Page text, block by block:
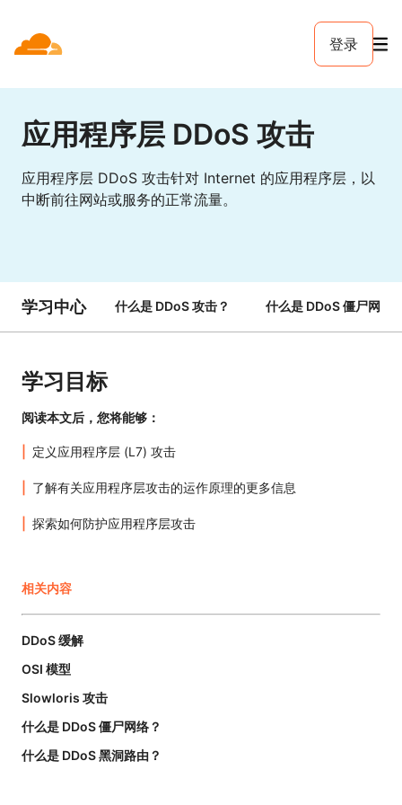
登录
应用程序层 DDoS 攻击
应用程序层 DDoS 攻击针对 Internet 的应用程序层，以
中断前往网站或服务的正常流量。
学习中心 什么是 DDoS 攻击？ 什么是 DDoS 僵尸网络
学习目标
阅读本文后，您将能够：
定义应用程序层 (L7) 攻击
了解有关应用程序层攻击的运作原理的更多信息
探索如何防护应用程序层攻击
相关内容
DDoS 缓解
OSI 模型
Slowloris 攻击
什么是 DDoS 僵尸网络？
什么是 DDoS 黑洞路由？